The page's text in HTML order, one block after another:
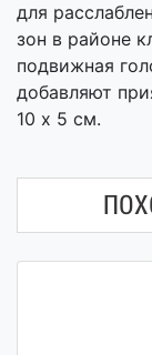
для
зон в районе
подвижная
добавляют
10 х 5 см.